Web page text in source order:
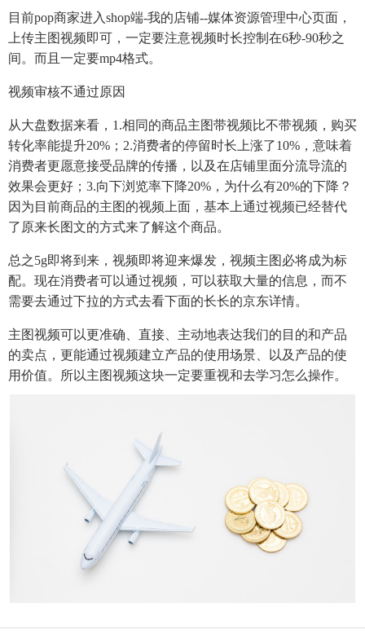
目前pop商家进入shop端-我的店铺--媒体资源管理中心页面，
上传主图视频即可，一定要注意视频时长控制在6秒-90秒之
间。而且一定要mp4格式。
视频审核不通过原因
从大盘数据来看，1.相同的商品主图带视频比不带视频，购买
转化率能提升20%；2.消费者的停留时长上涨了10%，意味着
消费者更愿意接受品牌的传播，以及在店铺里面分流导流的
效果会更好；3.向下浏览率下降20%，为什么有20%的下降？
因为目前商品的主图的视频上面，基本上通过视频已经替代
了原来长图文的方式来了解这个商品。
总之5g即将到来，视频即将迎来爆发，视频主图必将成为标
配。现在消费者可以通过视频，可以获取大量的信息，而不
需要去通过下拉的方式去看下面的长长的京东详情。
主图视频可以更准确、直接、主动地表达我们的目的和产品
的卖点，更能通过视频建立产品的使用场景、以及产品的使
用价值。所以主图视频这块一定要重视和去学习怎么操作。